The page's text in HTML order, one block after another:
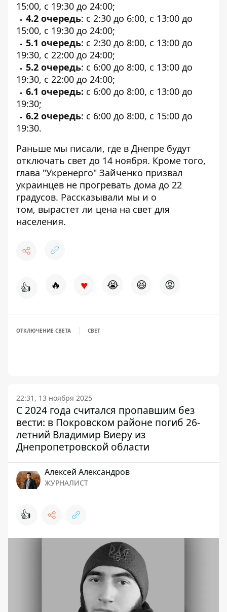
15:00, с 19:30 до 24:00;
4.2 очередь: с 2:30 до 6:00, с 13:00 до
15:00, с 19:30 до 24:00;
5.1 очередь: с 2:30 до 8:00, с 13:00 до
19:30, с 22:00 до 24:00;
5.2 очередь: с 6:00 до 8:00, с 13:00 до
19:30, с 22:00 до 24:00;
6.1 очередь: с 6:00 до 8:00, с 13:00 до
19:30;
6.2 очередь: с 6:00 до 8:00, с 15:00 до
19:30.
Раньше мы писали, где в Днепре будут
отключать свет до 14 ноября. Кроме того,
глава "Укренерго" Зайченко призвал
украинцев не прогревать дома до 22
градусов. Рассказывали мы и о
том, вырастет ли цена на свет для
населения.
👍 🔥 ♥ 😭 😆 😡
ОТКЛЮЧЕНИЕ СВЕТА СВЕТ
22:31, 13 ноября 2025
С 2024 года считался пропавшим без
вести: в Покровском районе погиб 26-
летний Владимир Виеру из
Днепропетровской области
Алексей Александров
ЖУРНАЛИСТ
👍